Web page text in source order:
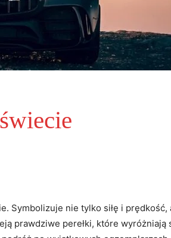
Symbolizuje nie tylko siłę i prędkość,
prawdziwe perełki, które wyróżniają